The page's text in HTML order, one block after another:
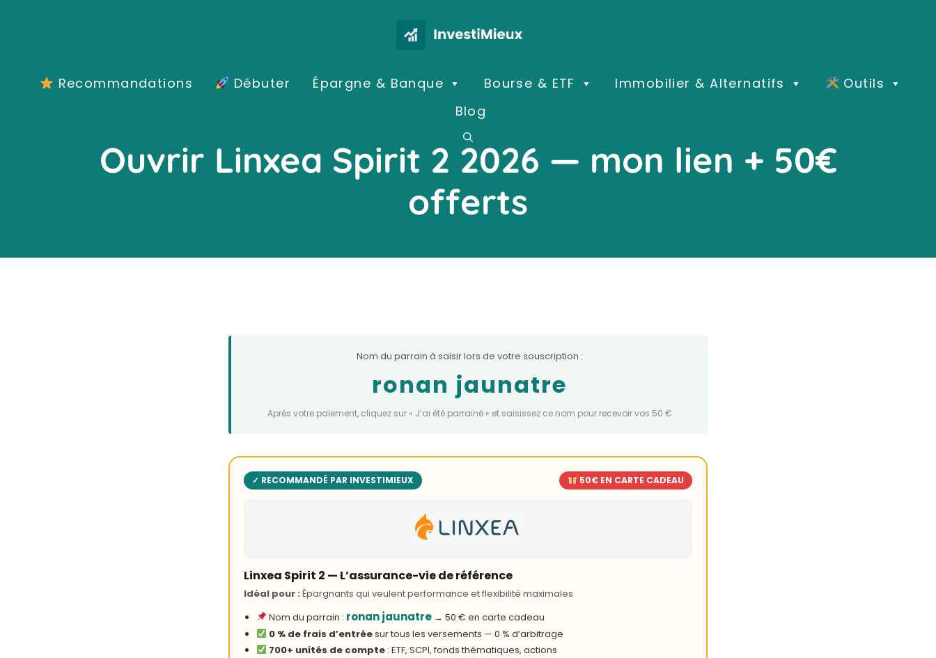
Recommandations Débuter Épargne & Banque Bourse & ETF Immobilier & Alternatifs
Outils
Blog
Ouvrir Linxea Spirit 2 2026 — mon lien + 50€
offerts
Nom du parrain à saisir lors de votre souscription :
ronan jaunatre
Après votre paiement, cliquez sur « J’ai été parrainé » et saisissez ce nom pour recevoir vos 50 €
✓ RECOMMANDÉ PAR INVESTIMIEUX 50€ EN CARTE CADEAU
Linxea Spirit 2 — L’assurance-vie de référence
Idéal pour : Épargnants qui veulent performance et flexibilité maximales
Nom du parrain : ronan jaunatre→ 50 € en carte cadeau
0 % de frais d’entréesur tous les versements — 0 % d’arbitrage
700+ unités de compte: ETF, SCPI, fonds thématiques, actions